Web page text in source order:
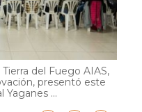
del Fuego AIAS,
presentó este
Yaganes ...